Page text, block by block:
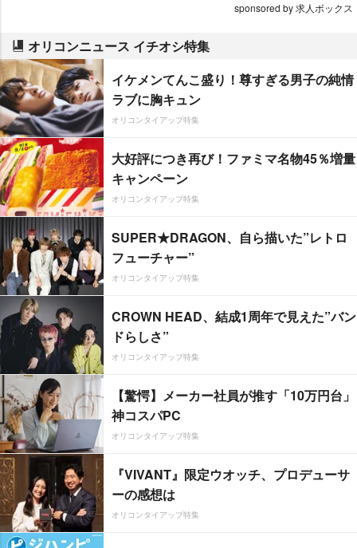
sponsored by 求人ボックス
オリコンニュース イチオシ特集
イケメンてんこ盛り！尊すぎる男子の純情
ラブに胸キュン
オリコンタイアップ特集
大好評につき再び！ファミマ名物45％増量
キャンペーン
オリコンタイアップ特集
SUPER★DRAGON、自ら描いた”レトロ
フューチャー”
オリコンタイアップ特集
CROWN HEAD、結成1周年で見えた”バン
ドらしさ”
オリコンタイアップ特集
【驚愕】メーカー社員が推す「10万円台」
神コスパPC
オリコンタイアップ特集
『VIVANT』限定ウオッチ、プロデューサ
ーの感想は
オリコンタイアップ特集